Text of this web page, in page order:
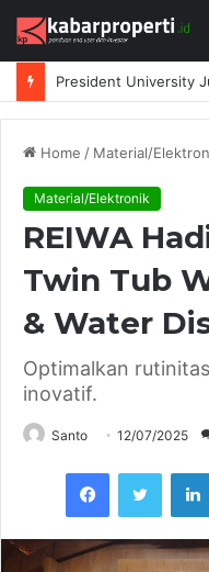
Home / Material/
Material/Elektronik
REIWA
Twin Tub
& Water
Optimalkan
inovatif.
Santo 12/07/2025
FacebookTwitter